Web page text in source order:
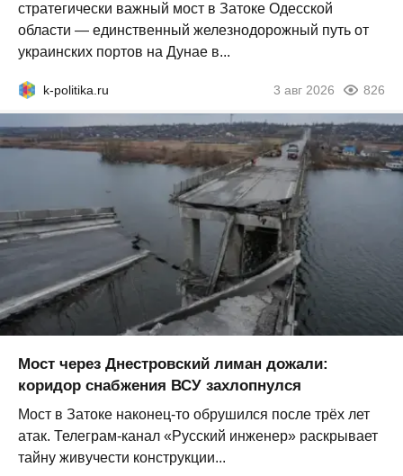
стратегически важный мост в Затоке Одесской
области — единственный железнодорожный путь от
украинских портов на Дунае в...
k-politika.ru 3 авг 2026 826
Мост через Днестровский лиман дожали:
коридор снабжения ВСУ захлопнулся
Мост в Затоке наконец-то обрушился после трёх лет
атак. Телеграм-канал «Русский инженер» раскрывает
тайну живучести конструкции...